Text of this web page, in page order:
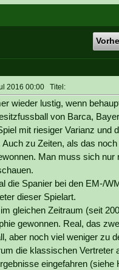
2016 00:00 Titel:
wieder lustig, wenn
von Barca,
mit riesiger Varianz und
zu Zeiten, als das
Man muss sich
die Spanier bei den EM-/
dieser Spielart.
gleichen Zeitraum (seit
gewonnen. Real, das
aber noch viel weniger zu
die klassischen Vertreter
eingefahren